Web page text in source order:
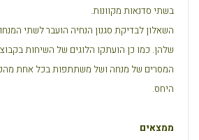
בשתי סדנאות מקוונות.
השאלון לבדיקת סגנון הנחיה הועבר לשתי
שלהן. כמו כן הועתקו הלוגים של השיחות
המסרים של מנחה ושל משתתפות בכל אחת
היחס.
ממצאים